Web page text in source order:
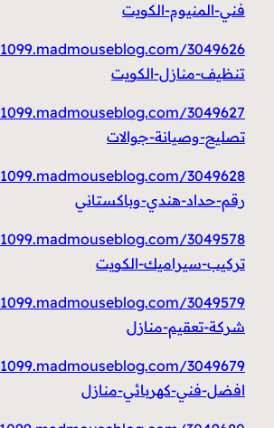
فني-المنيوم-الكويت
تنظيف-منازل-الكويت
تصليح-وصيانة-جوالات
رقم-حداد-هندي-وباكستاني
تركيب-سيراميك-الكويت
شركة-تعقيم-منازل
افضل-فني-كهربائي-منازل